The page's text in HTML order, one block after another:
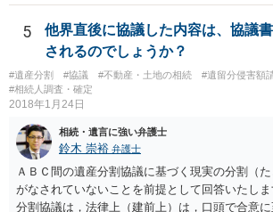
「廃除」は遺言でも可能です（民法８９３条）
情を話して相談して、「廃除」が可能か、実際
とをお勧めします。
5
他界直後に協議した内容は、協議
されるのでしょうか？
#遺産分割 #協議 #不動産・土地の相続
#遺留分侵害額
#相続人調査・確定
2018年1月24日
相続・遺言に強い弁護士
鈴木 崇裕 弁護士
ＡＢＣ間の遺産分割協議に基づく現実の分割（た
がなされていないことを前提として回答いたし
分割協議は，法律上（建前上）は，口頭で合意